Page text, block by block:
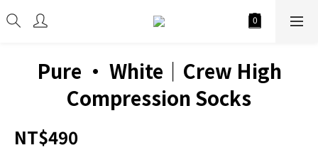
Pure · White｜Crew High
Compression Socks
NT$490